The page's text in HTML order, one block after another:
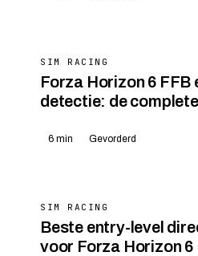
SIM RACING
Forza Horizon 6 FFB
detectie: de
6 min Gevorderd
SIM RACING
Beste entry-level
voor Forza Horizon 6